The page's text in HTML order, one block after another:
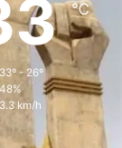
o
k
℃
33º - 26º
48%
3.3 km/h